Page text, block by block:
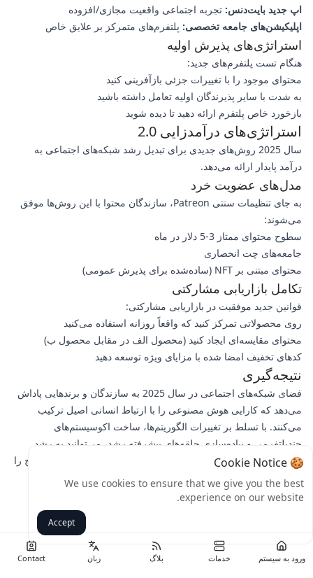
ورود به سیستم خدمات بلاگ زبان Contact
اپ جدید بایت‌دنس: تجربه اجتماعی واقعیت مجازی/افزوده
اپلیکیشن‌های جامعه تخصصی: پلتفرم‌های متمرکز بر علایق خاص
استراتژی‌های پذیرش اولیه
هنگام تست پلتفرم‌های جدید:
محتوای موجود را با تغییرات جزئی بازآفرینی کنید
به شدت با سایر پذیرندگان اولیه تعامل داشته باشید
بازخورد خاص پلتفرم ارائه دهید تا دیده شوید
استراتژی‌های درآمدزایی 2.0
سال 2025 روش‌های جدیدی برای تبدیل رشد شبکه‌های اجتماعی به
درآمد پایدار ارائه می‌دهد.
مدل‌های عضویت خرد
به جای تنظیمات سنتی Patreon، سازندگان محتوا با این روش‌ها موفق
می‌شوند:
سطوح محتوای ممتاز 3-5 دلار در ماه
جامعه‌های چت انحصاری
محتوای مبتنی بر NFT (ساده‌شده برای پذیرش عمومی)
تکامل بازاریابی مشارکتی
قوانین جدید موفقیت در بازاریابی مشارکتی:
روی محصولاتی تمرکز کنید که واقعاً روزانه استفاده می‌کنید
محتوای مقایسه‌ای ایجاد کنید (محصول الف در مقابل محصول ب)
کدهای تخفیف امضا شده با مزایای ویژه توسعه دهید
نتیجه‌گیری
فضای شبکه‌های اجتماعی در سال 2025 به سازندگان و برندهایی پاداش
می‌دهد که کارایی هوش مصنوعی را با ارتباط انسانی اصیل ترکیب
می‌کنند. با تسلط بر تغییرات الگوریتم‌ها، ساخت اکوسیستم‌های
چندپلتفرمی و پیاده‌سازی حلقه‌های پیشرفته رشد، می‌توانید به رشد
پایدار دست یابید. با اجرای یک استراتژی از هر بخش شروع کنید، نتایج را
اندازه‌گیری کنید و آنچه کار می‌کند را گسترش دهید. کدام یک از این
هک‌های رشد را اول امتحان می‌کنید؟ برنامه خود را در کامنت‌ها به
🍪 Cookie Notice
We use cookies to ensure that we give you the best
experience on our website.
Accept